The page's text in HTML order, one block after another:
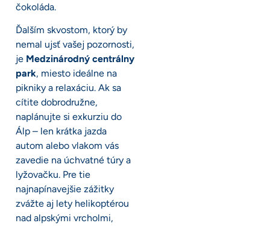
čokoláda.
Ďalším skvostom, ktorý by
nemal ujsť vašej pozornosti,
je Medzinárodný centrálny
park, miesto ideálne na
pikniky a relaxáciu. Ak sa
cítite dobrodružne,
naplánujte si exkurziu do
Álp – len krátka jazda
autom alebo vlakom vás
zavedie na úchvatné túry a
lyžovačku. Pre tie
najnapínavejšie zážitky
zvážte aj lety helikoptérou
nad alpskými vrcholmi,